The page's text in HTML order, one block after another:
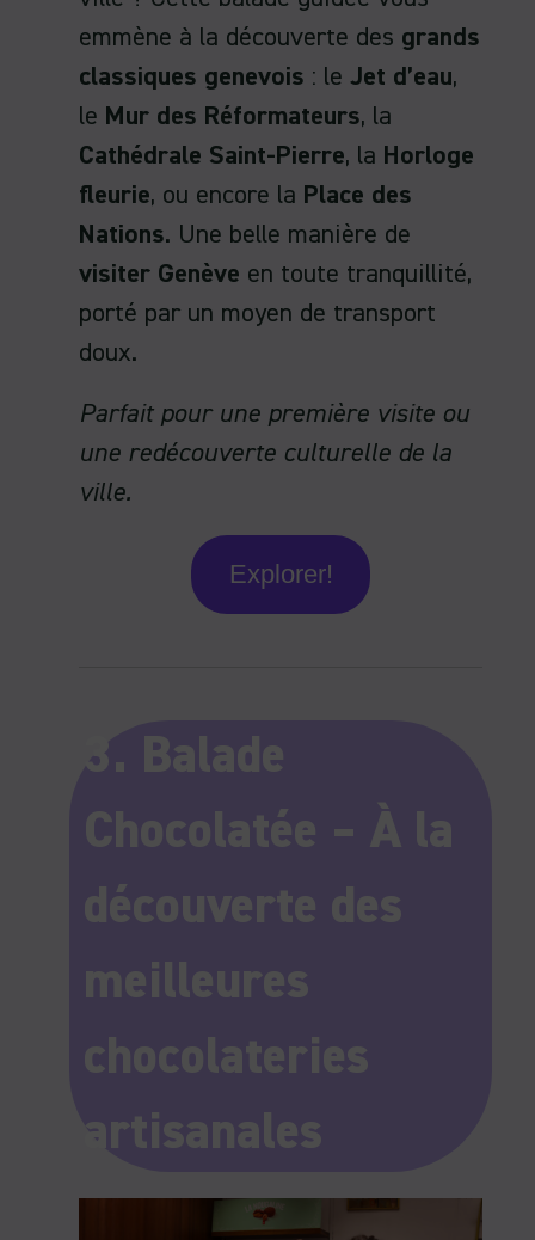
emmène à la découverte des grands
classiques genevois : le Jet d’eau,
le Mur des Réformateurs, la
Cathédrale Saint-Pierre, la Horloge
fleurie, ou encore la Place des
Nations. Une belle manière de
visiter Genève en toute tranquillité,
porté par un moyen de transport
doux.
Parfait pour une première visite ou
une redécouverte culturelle de la
ville.
Explorer!
3. Balade
Chocolatée – À la
découverte des
meilleures
chocolateries
artisanales